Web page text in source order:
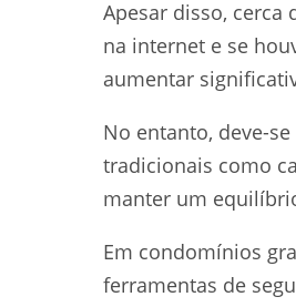
Apesar disso,
na internet e se
aumentar
No entanto, deve-
tradicionais como
manter um
Em condomínios
ferramentas de